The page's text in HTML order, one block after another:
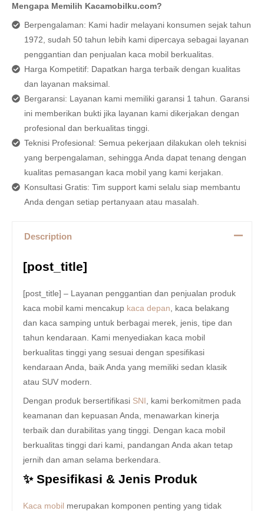
Mengapa Memilih Kacamobilku.com?
Berpengalaman: Kami hadir melayani konsumen sejak tahun
1972, sudah 50 tahun lebih kami dipercaya sebagai layanan
penggantian dan penjualan kaca mobil berkualitas.
Harga Kompetitif: Dapatkan harga terbaik dengan kualitas
dan layanan maksimal.
Bergaransi: Layanan kami memiliki garansi 1 tahun. Garansi
ini memberikan bukti jika layanan kami dikerjakan dengan
profesional dan berkualitas tinggi.
Teknisi Profesional: Semua pekerjaan dilakukan oleh teknisi
yang berpengalaman, sehingga Anda dapat tenang dengan
kualitas pemasangan kaca mobil yang kami kerjakan.
Konsultasi Gratis: Tim support kami selalu siap membantu
Anda dengan setiap pertanyaan atau masalah.
Description
[post_title]
[post_title] – Layanan penggantian dan penjualan produk
kaca mobil kami mencakup kaca depan , kaca belakang
dan kaca samping untuk berbagai merek, jenis, tipe dan
tahun kendaraan. Kami menyediakan kaca mobil
berkualitas tinggi yang sesuai dengan spesifikasi
kendaraan Anda, baik Anda yang memiliki sedan klasik
atau SUV modern.
Dengan produk bersertifikasi SNI
, kami berkomitmen pada
keamanan dan kepuasan Anda, menawarkan kinerja
terbaik dan durabilitas yang tinggi. Dengan kaca mobil
berkualitas tinggi dari kami, pandangan Anda akan tetap
jernih dan aman selama berkendara.
✨ Spesifikasi & Jenis Produk
Kaca mobil merupakan komponen penting yang tidak